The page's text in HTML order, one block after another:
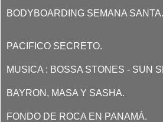
BODYBOARDING SEMANA SANTA.
PACIFICO SECRETO.
MUSICA : BOSSA STONES - SUN
BAYRON, MASA Y SASHA.
FONDO DE ROCA EN PANAMÁ.